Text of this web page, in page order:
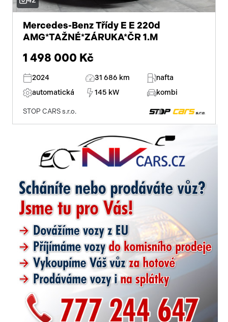
digitální přístrojový štít
nastavitelný volant
výškově nastavitelné sedadlo řidiče
isofix
zadní stěrač
mlhovky
el. zrcátka
senzor stěračů
el. přední okna
el. okna
Mercedes-Benz Třídy E E 220d
AMG*TAŽNÉ*ZÁRUKA*ČR 1.M
1 498 000 Kč
2024 31 686 km
nafta
automatická
145 kW kombi
STOP CARS s.r.o.